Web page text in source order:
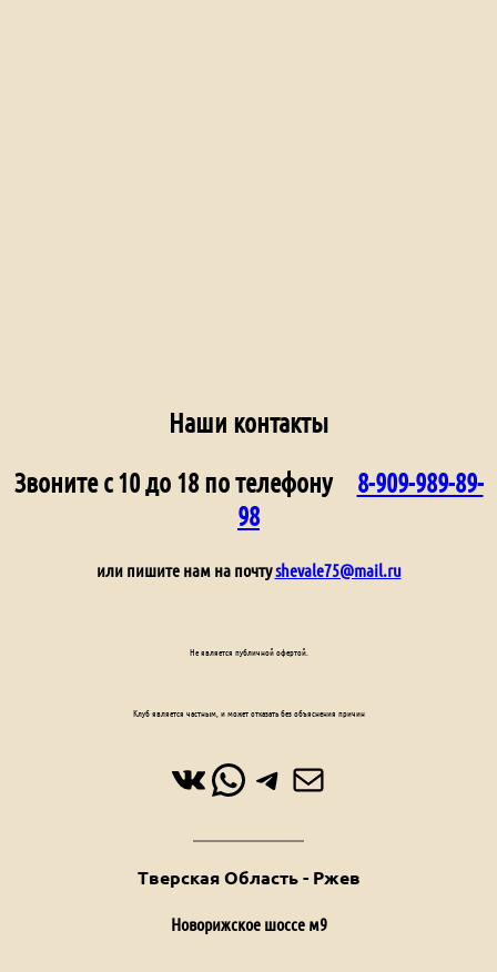
Наши контакты
Звоните с 10 до 18 по телефону
8-909-989-89-
98
или пишите нам на почтуshevale75@mail.ru
ВКонтакте
WhatsApp
Telegram
Почта
Тверская Область - Ржев
Новорижское шоссе м9